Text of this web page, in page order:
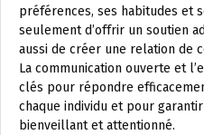
préférences, ses habitudes et
seulement d’offrir un soutien
aussi de créer une relation de
La communication ouverte et
clés pour répondre
chaque individu et pour
bienveillant et attentionné.